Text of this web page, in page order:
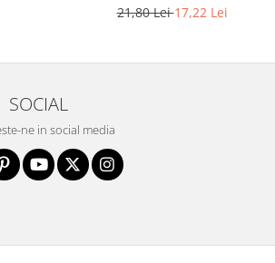
21,80 Lei17,22 Lei
SOCIAL
ne in social media